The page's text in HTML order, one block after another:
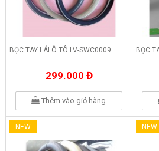
BỌC TAY LÁI Ô TÔ LV-SWC0009
299.000 Đ
Thêm vào giỏ hàng
BỌC
NEW NEW